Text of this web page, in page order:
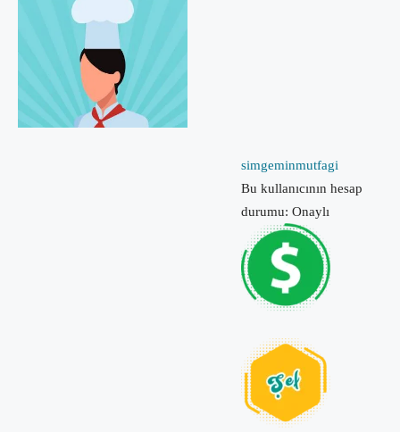
simgeminmutfagi
Bu kullanıcının hesap
durumu: Onaylı